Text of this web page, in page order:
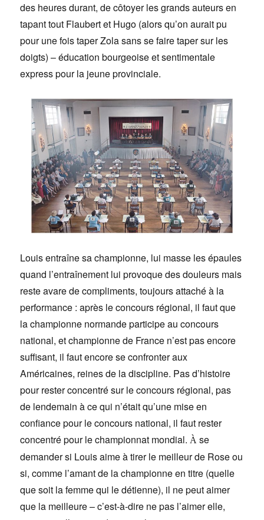
des heures durant, de côtoyer les grands auteurs en
tapant tout Flaubert et Hugo (alors qu’on aurait pu
pour une fois taper Zola sans se faire taper sur les
doigts) – éducation bourgeoise et sentimentale
express pour la jeune provinciale.
Louis entraîne sa championne, lui masse les épaules
quand l’entraînement lui provoque des douleurs mais
reste avare de compliments, toujours attaché à la
performance : après le concours régional, il faut que
la championne normande participe au concours
national, et championne de France n’est pas encore
suffisant, il faut encore se confronter aux
Américaines, reines de la discipline. Pas d’histoire
pour rester concentré sur le concours régional, pas
de lendemain à ce qui n’était qu’une mise en
confiance pour le concours national, il faut rester
concentré pour le championnat mondial.À se
demander si Louis aime à tirer le meilleur de Rose ou
si, comme l’amant de la championne en titre (quelle
que soit la femme qui le détienne), il ne peut aimer
que la meilleure – c’est-à-dire ne pas l’aimer elle,